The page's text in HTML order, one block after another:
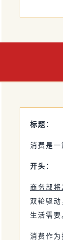
标题：
消费是一
开头：
商务部将
双轮驱
生活需要
消费作